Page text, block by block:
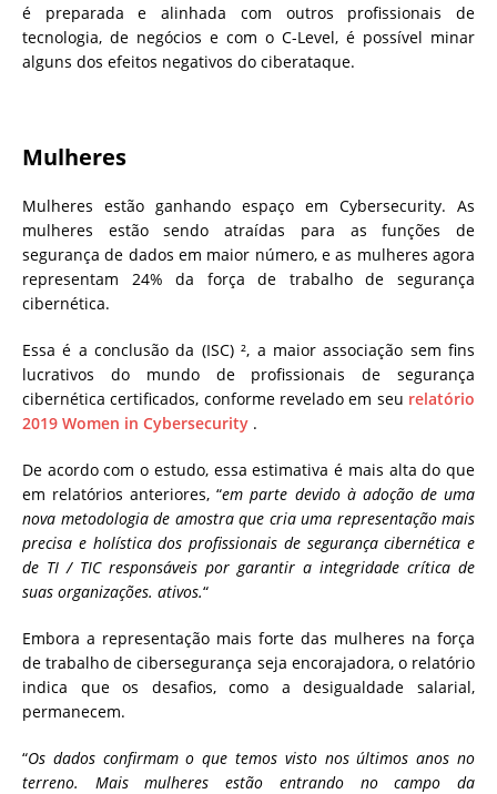
é preparada e alinhada com outros profissionais de
tecnologia, de negócios e com o C-Level, é possível minar
alguns dos efeitos negativos do ciberataque.
Mulheres
Mulheres estão ganhando espaço em Cybersecurity. As
mulheres estão sendo atraídas para as funções de
segurança de dados em maior número, e as mulheres agora
representam 24% da força de trabalho de segurança
cibernética.
Essa é a conclusão da (ISC) ², a maior associação sem fins
lucrativos do mundo de profissionais de segurança
cibernética certificados, conforme revelado em seu relatório
2019 Women in Cybersecurity .
De acordo com o estudo, essa estimativa é mais alta do que
em relatórios anteriores, “em parte devido à adoção de uma
nova metodologia de amostra que cria uma representação mais
precisa e holística dos profissionais de segurança cibernética e
de TI / TIC responsáveis ​​por garantir a integridade crítica de
suas organizações. ativos.“
Embora a representação mais forte das mulheres na força
de trabalho de cibersegurança seja encorajadora, o relatório
indica que os desafios, como a desigualdade salarial,
permanecem.
“Os dados confirmam o que temos visto nos últimos anos no
terreno. Mais mulheres estão entrando no campo da